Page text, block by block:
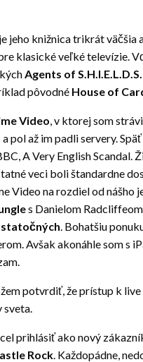
jeho knižnica trikrát
klasické veľké televízie.
Agents of S.H.I.E.L.D.S.
pôvodné House of
Video, v ktorej som
pol až im padli servery.
A Very English
veci boli štandardne
Video na rozdiel od nášho
s Danielom
. Bohatšiu
Avšak akonáhle som s
potvrdiť, že prístup k
sveta.
prihlásiť ako nový
Rock. Každopádne,